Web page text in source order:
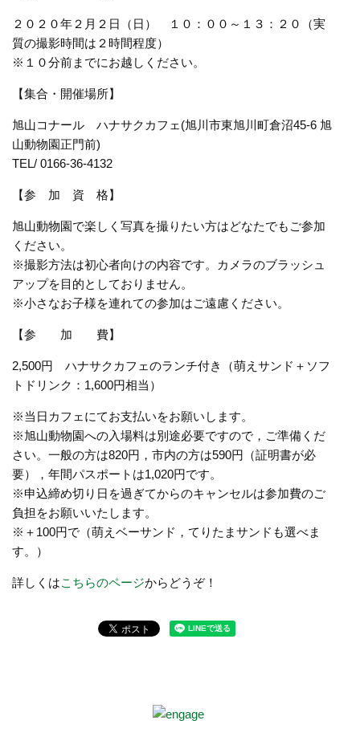
２０２０年２月２日（日） １０：００～１３：２０（実
質の撮影時間は２時間程度）
※１０分前までにお越しください。
【集合・開催場所】
旭山コナール ハナサクカフェ(旭川市東旭川町倉沼45-6 旭
山動物園正門前)
TEL/ 0166-36-4132
【参 加 資 格】
旭山動物園で楽しく写真を撮りたい方はどなたでもご参加
ください。
※撮影方法は初心者向けの内容です。カメラのブラッシュ
アップを目的としておりません。
※小さなお子様を連れての参加はご遠慮ください。
【参 加 費】
2,500円 ハナサクカフェのランチ付き（萌えサンド＋ソフ
トドリンク：1,600円相当）
※当日カフェにてお支払いをお願いします。
※旭山動物園への入場料は別途必要ですので，ご準備くだ
さい。一般の方は820円，市内の方は590円（証明書が必
要），年間パスポートは1,020円です。
※申込締め切り日を過ぎてからのキャンセルは参加費のご
負担をお願いいたします。
※＋100円で（萌えベーサンド，てりたまサンドも選べま
す。）
詳しくはこちらのページからどうぞ！